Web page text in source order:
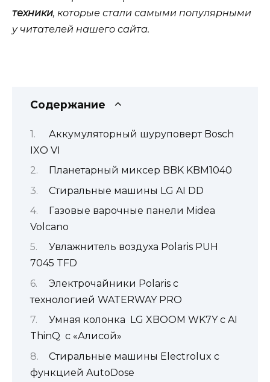
техники, которые стали самыми популярными
у читателей нашего сайта.
Содержание
Аккумуляторный шуруповерт Bosch
IXO VI
Планетарный миксер BBK KBM1040
Стиральные машины LG AI DD
Газовые варочные панели Midea
Volcano
Увлажнитель воздуха Polaris PUH
7045 TFD
Электрочайники Polaris c
технологией WATERWAY PRO
Умная колонка LG XBOOM WK7Y с AI
ThinQ с «Алисой»
Стиральные машины Electrolux с
функцией AutoDose